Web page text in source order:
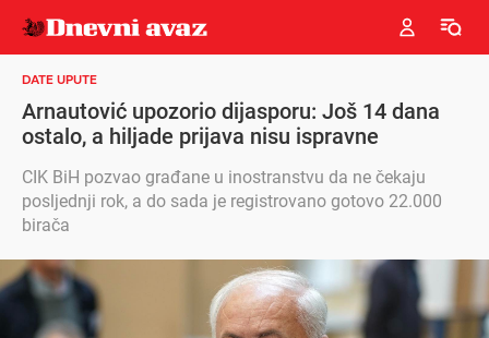
DATE UPUTE
Arnautović upozorio dijasporu: Još 14 dana
ostalo, a hiljade prijava nisu ispravne
CIK BiH pozvao građane u inostranstvu da ne čekaju
posljednji rok, a do sada je registrovano gotovo 22.000
birača